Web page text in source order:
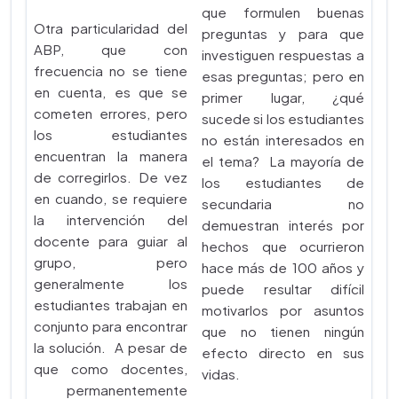
Otra particularidad del
ABP, que con
frecuencia no se tiene
en cuenta, es que se
cometen errores, pero
los estudiantes
encuentran la manera
de corregirlos. De vez
en cuando, se requiere
la intervención del
docente para guiar al
grupo, pero
generalmente los
estudiantes trabajan en
conjunto para encontrar
la solución. A pesar de
que como docentes,
permanentemente
que formulen buenas
preguntas y para que
investiguen respuestas a
esas preguntas; pero en
primer lugar, ¿qué
sucede si los estudiantes
no están interesados en
el tema? La mayoría de
los estudiantes de
secundaria no
demuestran interés por
hechos que ocurrieron
hace más de 100 años y
puede resultar difícil
motivarlos por asuntos
que no tienen ningún
efecto directo en sus
vidas.